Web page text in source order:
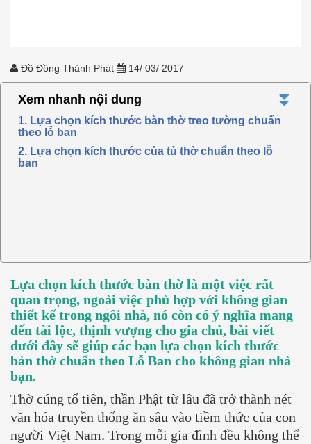
Đồ Đồng Thành Phát 14/ 03/ 2017
Xem nhanh nội dung ⏬
1. Lựa chọn kích thước bàn thờ treo tường chuẩn
theo lỗ ban
2. Lựa chọn kích thước của tủ thờ chuẩn theo lỗ
ban
Lựa chọn kích thước bàn thờ là một việc rất
quan trọng, ngoài việc phù hợp với không gian
thiết kế trong ngôi nhà, nó còn có ý nghĩa mang
đến tài lộc, thịnh vượng cho gia chủ, bài viết
dưới đây sẽ giúp các bạn lựa chọn kích thước
bàn thờ chuẩn theo Lỗ Ban cho không gian nhà
bạn.
Thờ cúng tổ tiên, thần Phật từ lâu đã trở thành nét
văn hóa truyền thống ăn sâu vào tiềm thức của con
người Việt Nam. Trong mỗi gia đình đều không thể